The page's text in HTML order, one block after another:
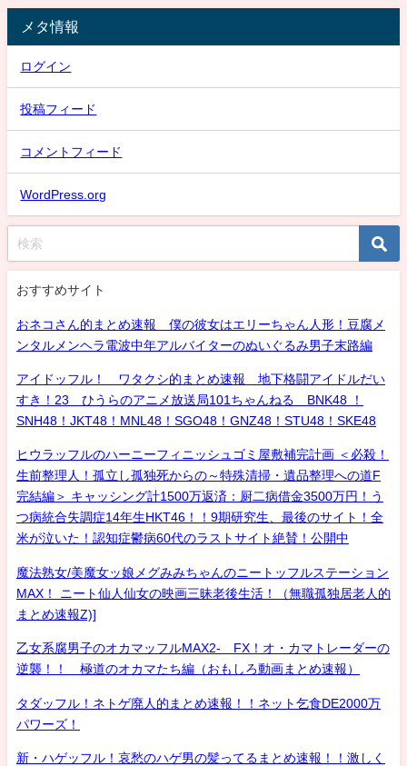
メタ情報
ログイン
投稿フィード
コメントフィード
WordPress.org
おすすめサイト
おネコさん的まとめ速報 僕の彼女はエリーちゃん人形！豆腐メ
ンタルメンヘラ電波中年アルバイターのぬいぐるみ男子末路編
アイドッフル！ ワタクシ的まとめ速報 地下格闘アイドルだい
すき！23 ひうらのアニメ放送局101ちゃんねる BNK48 ！
SNH48！JKT48！MNL48！SGO48！GNZ48！STU48！SKE48
ヒウラッフルのハーニーフィニッシュゴミ屋敷補完計画 ＜必殺！
生前整理人！孤立し孤独死からの～特殊清掃・遺品整理への道F
完結編＞ キャッシング計1500万返済：厨二病借金3500万円！う
つ病統合失調症14年生HKT46！！9期研究生、最後のサイト！全
米が泣いた！認知症鬱病60代のラストサイト絶賛！公開中
魔法熟女/美魔女ッ娘メグみみちゃんのニートッフルステーション
MAX！ ニート仙人仙女の映画三昧老後生活！（無職孤独居老人的
まとめ速報Z)]
乙女系腐男子のオカマッフルMAX2- FX！オ・カマトレーダーの
逆襲！！ 極道のオカマたち編（おもしろ動画まとめ速報）
タダッフル！ネトゲ廃人的まとめ速報！！ネット乞食DE2000万
パワーズ！
新・ハゲッフル！哀愁のハゲ男の髪ってるまとめ速報！！激しく